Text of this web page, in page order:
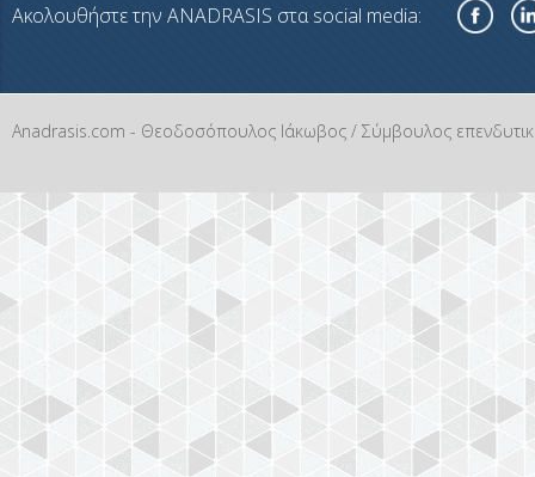
Ακολουθήστε την ANADRASIS στα social media:
Anadrasis.com - Θεοδοσόπουλος Ιάκωβος / Σύμβουλος